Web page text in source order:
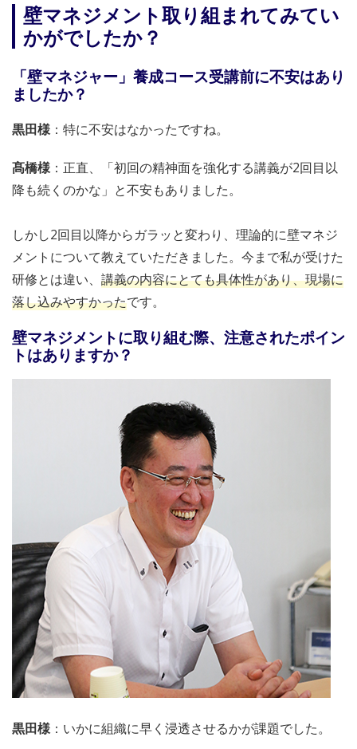
壁マネジメント取り組まれてみてい
かがでしたか？
「壁マネジャー」養成コース受講前に不安はあり
ましたか？
黒田様：特に不安はなかったですね。
髙橋様：正直、「初回の精神面を強化する講義が2回目以
降も続くのかな」と不安もありました。
しかし2回目以降からガラッと変わり、理論的に壁マネジ
メントについて教えていただきました。今まで私が受けた
研修とは違い、 講義の内容にとても具体性があり、現場に
落し込みやすかったです。
壁マネジメントに取り組む際、注意されたポイン
トはありますか？
黒田様：いかに組織に早く浸透させるかが課題でした。